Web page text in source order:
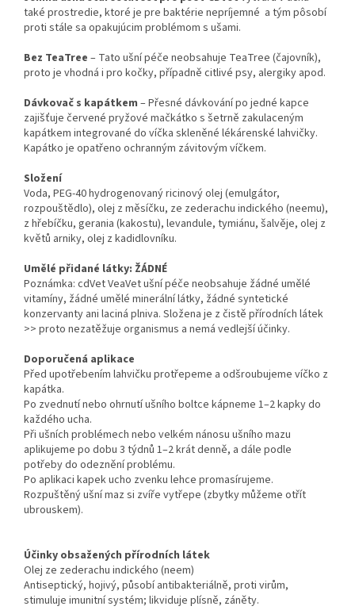
také prostredie, ktoré je pre baktérie nepríjemné a tým pôsobí
proti stále sa opakujúcim problémom s ušami.
Bez TeaTree – Tato ušní péče neobsahuje TeaTree (čajovník),
proto je vhodná i pro kočky, případně citlivé psy, alergiky apod.
Dávkovač s kapátkem – Přesné dávkování po jedné kapce
zajišťuje červené pryžové mačkátko s šetrně zakulaceným
kapátkem integrované do víčka skleněné lékárenské lahvičky.
Kapátko je opatřeno ochranným závitovým víčkem.
Složení
Voda, PEG-40 hydrogenovaný ricinový olej (emulgátor,
rozpouštědlo), olej z měsíčku, ze zederachu indického (neemu),
z hřebíčku, gerania (kakostu), levandule, tymiánu, šalvěje, olej z
květů arniky, olej z kadidlovníku.
Umělé přidané látky: ŽÁDNÉ
Poznámka: cdVet VeaVet ušní péče neobsahuje žádné umělé
vitamíny, žádné umělé minerální látky, žádné syntetické
konzervanty ani laciná plniva. Složena je z čistě přírodních látek
>> proto nezatěžuje organismus a nemá vedlejší účinky.
Doporučená aplikace
Před upotřebením lahvičku protřepeme a odšroubujeme víčko z
kapátka.
Po zvednutí nebo ohrnutí ušního boltce kápneme 1–2 kapky do
každého ucha.
Při ušních problémech nebo velkém nánosu ušního mazu
aplikujeme po dobu 3 týdnů 1–2 krát denně, a dále podle
potřeby do odeznění problému.
Po aplikaci kapek ucho zvenku lehce promasírujeme.
Rozpuštěný ušní maz si zvíře vytřepe (zbytky můžeme otřít
ubrouskem).
Účinky obsažených přírodních látek
Olej ze zederachu indického (neem)
Antiseptický, hojivý, působí antibakteriálně, proti virům,
stimuluje imunitní systém; likviduje plísně, záněty.